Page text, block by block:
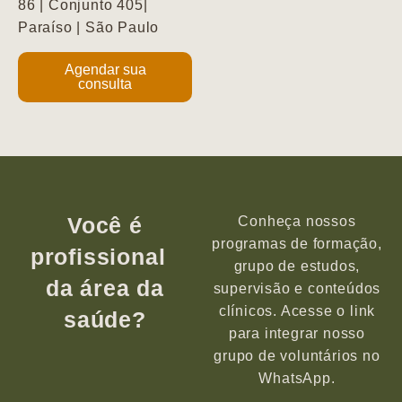
86 | Conjunto 405|
Paraíso | São Paulo
Agendar sua
consulta
Você é
profissional
da área da
saúde?
Conheça nossos
programas de formação,
grupo de estudos,
supervisão e conteúdos
clínicos. Acesse o link
para integrar nosso
grupo de voluntários no
WhatsApp.